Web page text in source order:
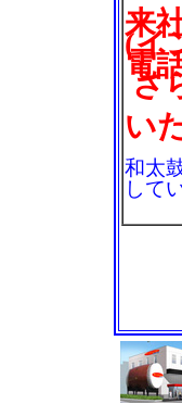
来
(イ
電
さ
い
和太
して